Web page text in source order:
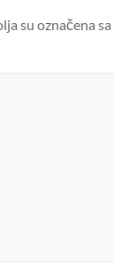
su označena sa